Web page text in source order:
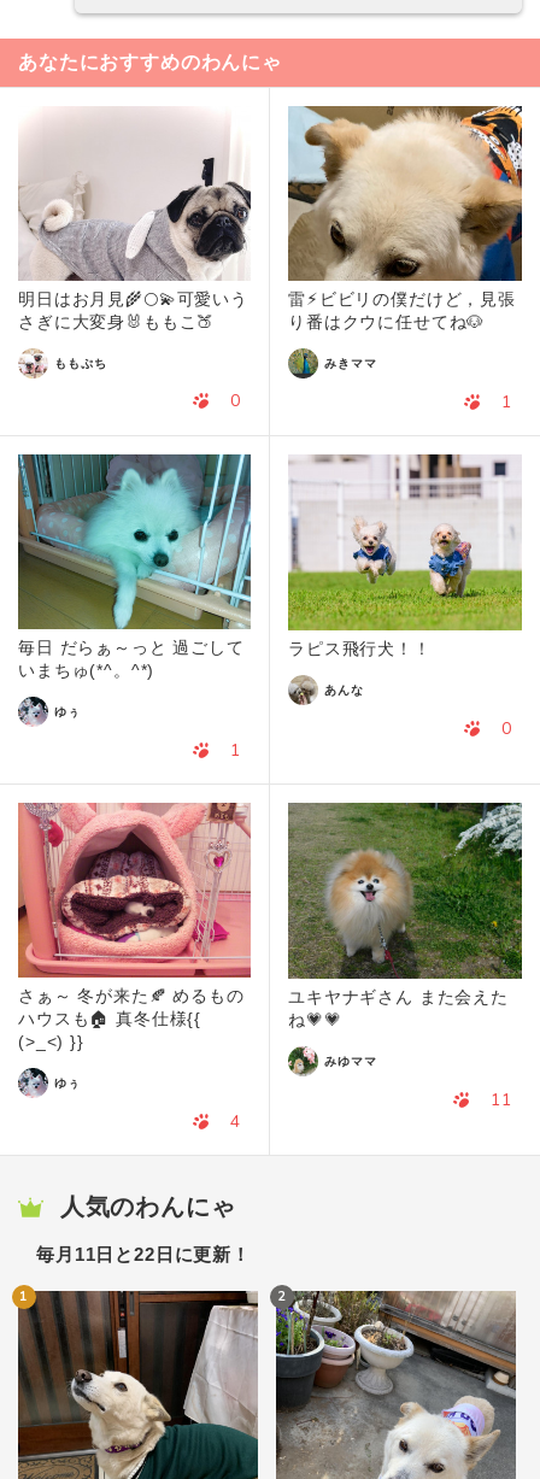
あなたにおすすめのわんにゃ
明日はお月見🌾🌕💫可愛いう
さぎに大変身🐰ももこ🍑
ももぷち
0
雷⚡︎ビビリの僕だけど，見張
り番はクウに任せてね🐶
みきママ
1
毎日 だらぁ～っと 過ごして
いまちゅ(*^。^*)
ゆぅ
1
ラピス飛行犬！！
あんな
0
さぁ～ 冬が来た🍂 めるもの
ハウスも🏠 真冬仕様{{
(>_<) }}
ゆぅ
4
ユキヤナギさん また会えた
ね💗💗
みゆママ
11
人気のわんにゃ
毎月11日と22日に更新！
1 2